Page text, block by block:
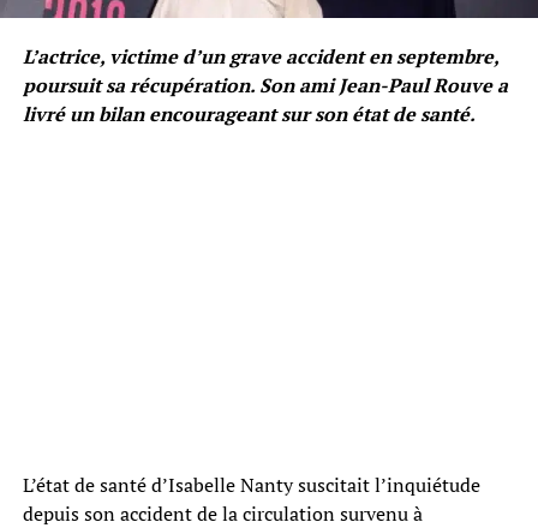
L’actrice, victime d’un grave accident en septembre,
poursuit sa récupération. Son ami Jean-Paul Rouve a
livré un bilan encourageant sur son état de santé.
L’état de santé d’Isabelle Nanty suscitait l’inquiétude
depuis son accident de la circulation survenu à